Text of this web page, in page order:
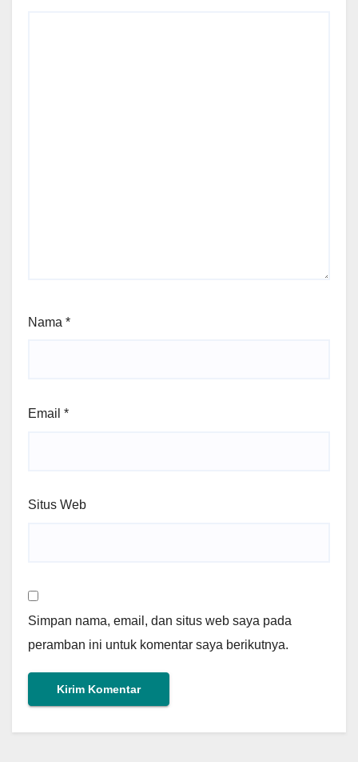
Nama *
Email *
Situs Web
Simpan nama, email, dan situs web saya pada
peramban ini untuk komentar saya berikutnya.